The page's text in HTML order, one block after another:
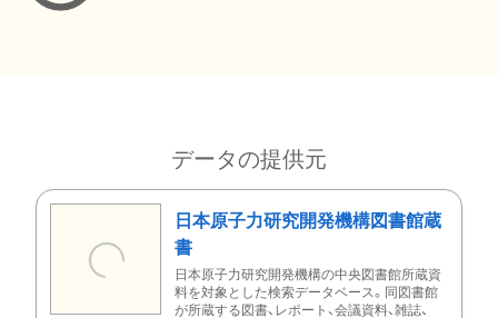
データの提供元
日本原子力研究開発機構図書館蔵
書
日本原子力研究開発機構の中央図書館所蔵資
料を対象とした検索データベース。同図書館
が所蔵する図書、レポート、会議資料、雑誌、